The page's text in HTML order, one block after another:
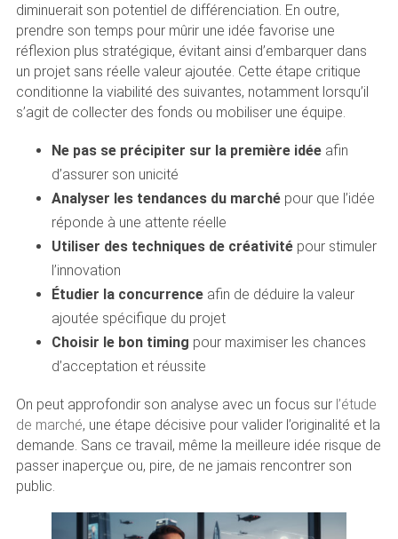
diminuerait son potentiel de différenciation. En outre,
prendre son temps pour mûrir une idée favorise une
réflexion plus stratégique, évitant ainsi d’embarquer dans
un projet sans réelle valeur ajoutée. Cette étape critique
conditionne la viabilité des suivantes, notamment lorsqu’il
s’agit de collecter des fonds ou mobiliser une équipe.
Ne pas se précipiter sur la première idéeafin
d’assurer son unicité
Analyser les tendances du marchépour que l’idée
réponde à une attente réelle
Utiliser des techniques de créativitépour stimuler
l’innovation
Étudier la concurrenceafin de déduire la valeur
ajoutée spécifique du projet
Choisir le bon timing pour maximiser les chances
d’acceptation et réussite
On peut approfondir son analyse avec un focus sur l’étude
de marché, une étape décisive pour valider l’originalité et la
demande. Sans ce travail, même la meilleure idée risque de
passer inaperçue ou, pire, de ne jamais rencontrer son
public.